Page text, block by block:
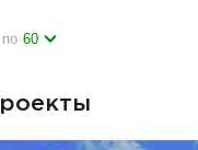
по 60